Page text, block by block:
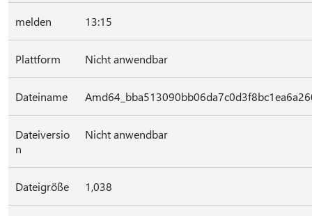
melden 13:15
Plattform Nicht anwendbar
Dateiname
Dateiversio
n
Nicht anwendbar
Dateigröße 1,038